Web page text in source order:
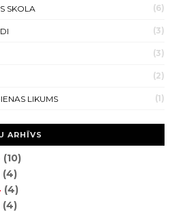
SKOLA (6)
(3)
(3)
(2)
LIKUMS (1)
ARHĪVS
(10)
(4)
(4)
(4)